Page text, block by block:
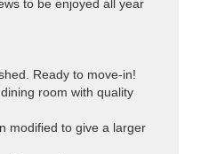
to be enjoyed all year
Ready to move-in!
room with quality
modified to give a larger